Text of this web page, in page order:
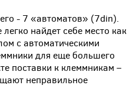
- 7 «автоматов» (7din).
найдет себе место как
с автоматическими
для еще большего
поставки к клеммникам –
неправильное